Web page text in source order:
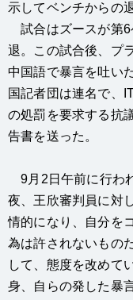
示してベンチからの
試合はズースが第6
退。この試合後、プ
中国語で暴言を吐い
国記者団は連名で、
の処罰を要求する抗
告書を送った。
9月2日午前に行わ
夜、王欣審判員に対
情的になり、自分を
為は許されないもの
して、態度を改めて
身、自らの発した暴